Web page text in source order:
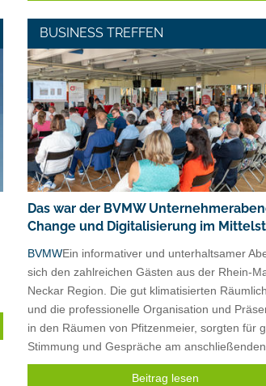
BUSINESS TREFFEN
Das war der BVMW
Change und Digitalisierung im
BVMWEin informativer und unterhaltsamer
sich den zahlreichen Gästen aus der Rhein-
Neckar Region. Die gut klimatisierten
und die professionelle Organisation und
in den Räumen von Pfitzenmeier, sorgten für
Stimmung und Gespräche am anschließenden
Beitrag lesen